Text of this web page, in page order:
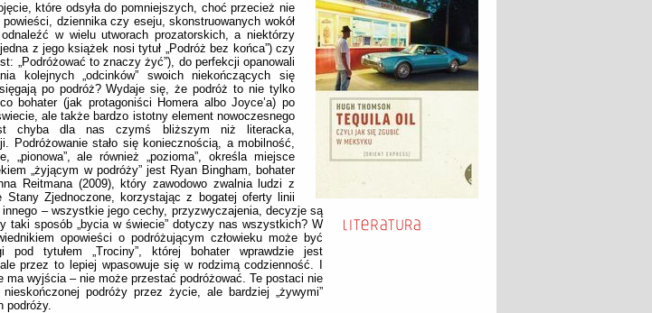
które odsyła do pomniejszych, choć przecież nie
dziennika czy eseju, skonstruowanych wokół
w wielu utworach prozatorskich, a niektórzy
z jego książek nosi tytuł „Podróż bez końca”) czy
„Podróżować to znaczy żyć”), do perfekcji opanowali
kolejnych „odcinków” swoich niekończących się
po podróż? Wydaje się, że podróż to nie tylko
bohater (jak protagoniści Homera albo Joyce’a) po
ale także bardzo istotny element nowoczesnego
chyba dla nas czymś bliższym niż literacka,
Podróżowanie stało się koniecznością, a mobilność,
„pionowa”, ale również „pozioma”, określa miejsce
„żyjącym w podróży” jest Ryan Bingham, bohater
Reitmana (2009), który zawodowo zwalnia ludzi z
Zjednoczone, korzystając z bogatej oferty linii
– wszystkie jego cechy, przyzwyczajenia, decyzje są
taki sposób „bycia w świecie” dotyczy nas wszystkich? W
opowieści o podróżującym człowieku może być
pod tytułem „Trociny”, której bohater wprawdzie jest
przez to lepiej wpasowuje się w rodzimą codzienność. I
ma wyjścia – nie może przestać podróżować. Te postaci nie
podróży przez życie, ale bardziej „żywymi”
podróży.